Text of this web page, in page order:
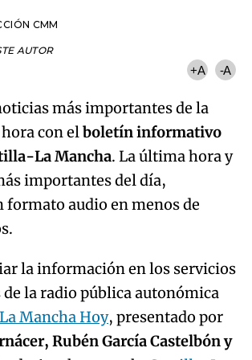
CMM
AUTOR
+A -A
más importantes de la
con elboletín informativo
La Mancha. La última hora y
importantes del día,
formato audio en menos de
la información en los servicios
la radio pública autonómica
Mancha Hoy, presentado por
Rubén García Castelbón y